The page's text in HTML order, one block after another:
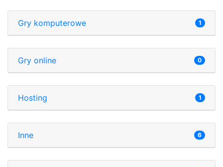
Gry komputerowe 1
Gry online 0
Hosting 1
Inne 6